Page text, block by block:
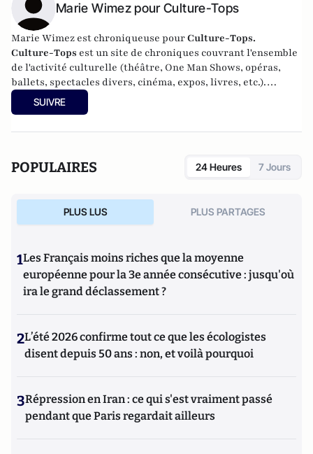
Marie Wimez pour Culture-Tops
Marie Wimez est chroniqueuse pourCulture-Tops.
Culture-Tops est un site de chroniques couvrant l'ensemble
de l'activité culturelle (théâtre, One Man Shows, opéras,
ballets, spectacles divers, cinéma, expos, livres, etc.).
Culture-Tops a été créé en novembre 2013 par Jacques
Paugam, journaliste et écrivain, et son fils, Gabriel
SUIVRE
POPULAIRES 24 Heures 7 Jours
PLUS LUS PLUS PARTAGES
1Les Français moins riches que la moyenne
européenne pour la 3e année consécutive : jusqu'où
ira le grand déclassement ?
2L’été 2026 confirme tout ce que les écologistes
disent depuis 50 ans : non, et voilà pourquoi
3Répression en Iran : ce qui s'est vraiment passé
pendant que Paris regardait ailleurs